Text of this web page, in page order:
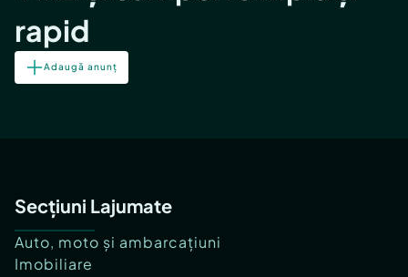
rapid
Adaugă anunț
Secțiuni Lajumate
Auto, moto și ambarcațiuni
Imobiliare